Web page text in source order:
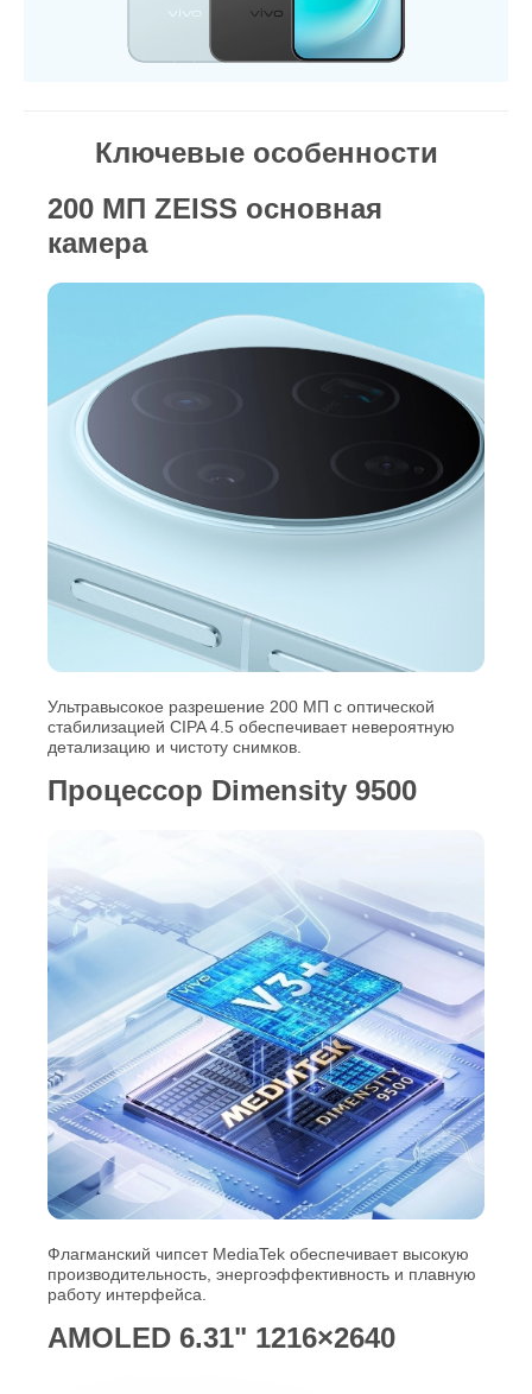
Ключевые особенности
200 МП ZEISS основная
камера
Ультравысокое разрешение 200 МП с оптической
стабилизацией CIPA 4.5 обеспечивает невероятную
детализацию и чистоту снимков.
Процессор Dimensity 9500
Флагманский чипсет MediaTek обеспечивает высокую
производительность, энергоэффективность и плавную
работу интерфейса.
AMOLED 6.31" 1216×2640